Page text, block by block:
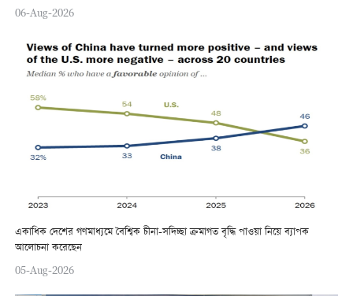
06-Aug-2026
একাধিক দেশের গণমাধ্যমে বৈশ্বিক চীনা-সদিচ্ছা ক্রমাগত বৃদ্ধি পাওয়া নিয়ে ব্যাপক
আলোচনা করেছেন
05-Aug-2026